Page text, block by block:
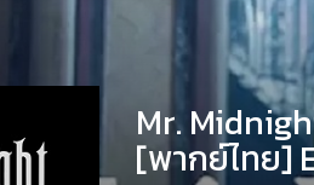
Mr.
[พากย์ไทย]